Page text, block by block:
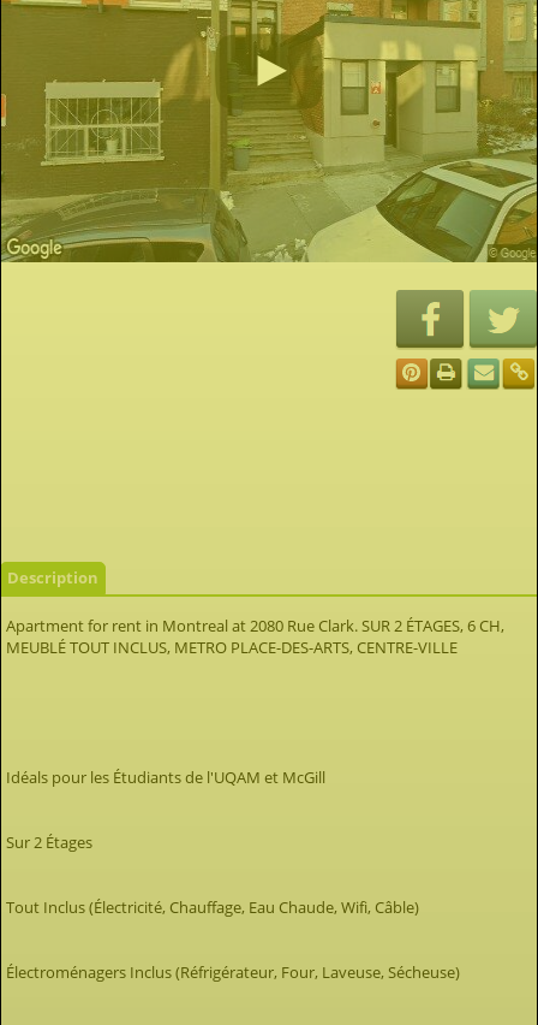
Description
Apartment for rent in Montreal at 2080 Rue Clark. SUR 2 ÉTAGES, 6 CH,
MEUBLÉ TOUT INCLUS, METRO PLACE-DES-ARTS, CENTRE-VILLE
Idéals pour les Étudiants de l'UQAM et McGill
Sur 2 Étages
Tout Inclus (Électricité, Chauffage, Eau Chaude, Wifi, Câble)
Électroménagers Inclus (Réfrigérateur, Four, Laveuse, Sécheuse)